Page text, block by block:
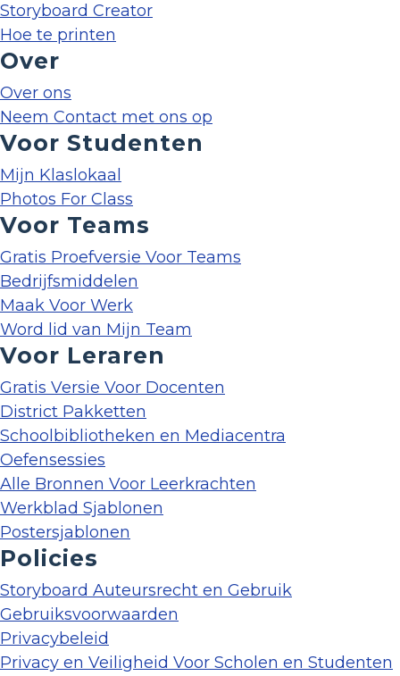
Storyboard Creator
Hoe te printen
Over
Over ons
Neem Contact met ons op
Voor Studenten
Mijn Klaslokaal
Photos For Class
Voor Teams
Gratis Proefversie Voor Teams
Bedrijfsmiddelen
Maak Voor Werk
Word lid van Mijn Team
Voor Leraren
Gratis Versie Voor Docenten
District Pakketten
Schoolbibliotheken en Mediacentra
Oefensessies
Alle Bronnen Voor Leerkrachten
Werkblad Sjablonen
Postersjablonen
Policies
Storyboard Auteursrecht en Gebruik
Gebruiksvoorwaarden
Privacybeleid
Privacy en Veiligheid Voor Scholen en Studenten